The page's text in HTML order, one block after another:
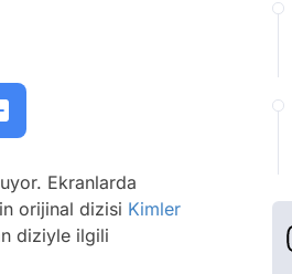
Ekranlarda
orijinal dizisi Kimler
diziyle ilgili